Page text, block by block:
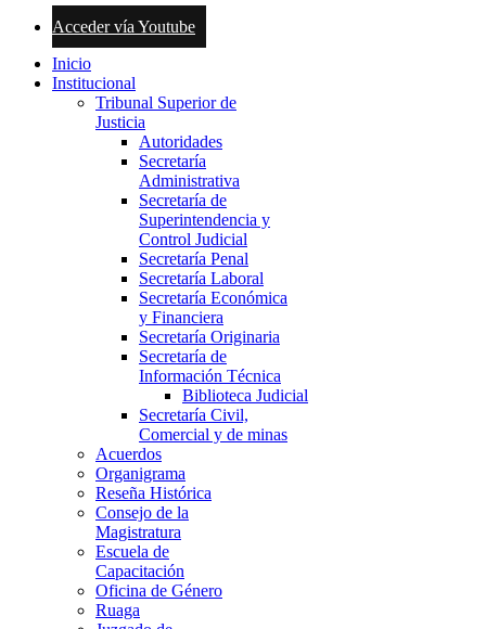
Acceder vía Youtube
Inicio
Institucional
Tribunal Superior de
Justicia
Autoridades
Secretaría
Administrativa
Secretaría de
Superintendencia y
Control Judicial
Secretaría Penal
Secretaría Laboral
Secretaría Económica
y Financiera
Secretaría Originaria
Secretaría de
Información Técnica
Biblioteca Judicial
Secretaría Civil,
Comercial y de minas
Acuerdos
Organigrama
Reseña Histórica
Consejo de la
Magistratura
Escuela de
Capacitación
Oficina de Género
Ruaga